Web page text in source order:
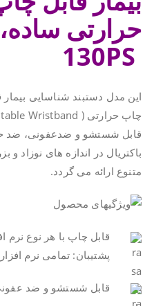
حرارتی
130PS
این مدل دستبند شناسایی
قابل شستشو و ضدعفونی، ضد
باکتریال در اندازه های نوزاد و
متنوع ارائه می گردد.
قابل چاپ با هر نوع نرم
پشتیبان: تمامی نرم
قابل شستشو و ضد